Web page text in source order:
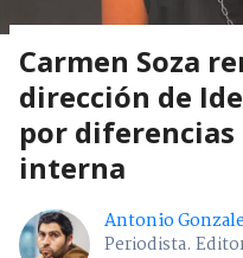
Carmen Soza
dirección de
por
interna
Antonio
Periodista.